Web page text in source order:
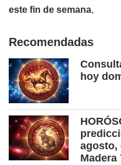
este fin de semana,
Recomendadas
hoy
agosto,
Madera